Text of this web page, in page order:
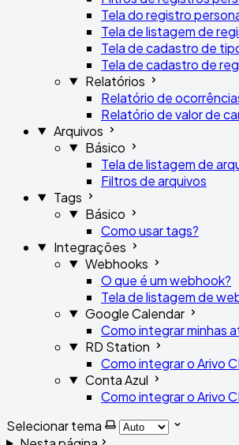
Tela do registro
Tela de listagem de
Tela de cadastro de
Tela de cadastro de
Relatórios
Relatório de
Relatório de valor de
Arquivos
Básico
Tela de listagem de
Filtros de arquivos
Tags
Básico
Como usar tags?
Integrações
Webhooks
O que é um webhook?
Tela de listagem de
Google Calendar
Como integrar minhas
RD Station
Como integrar o Arivo
Conta Azul
Como integrar o Arivo
Selecionar tema